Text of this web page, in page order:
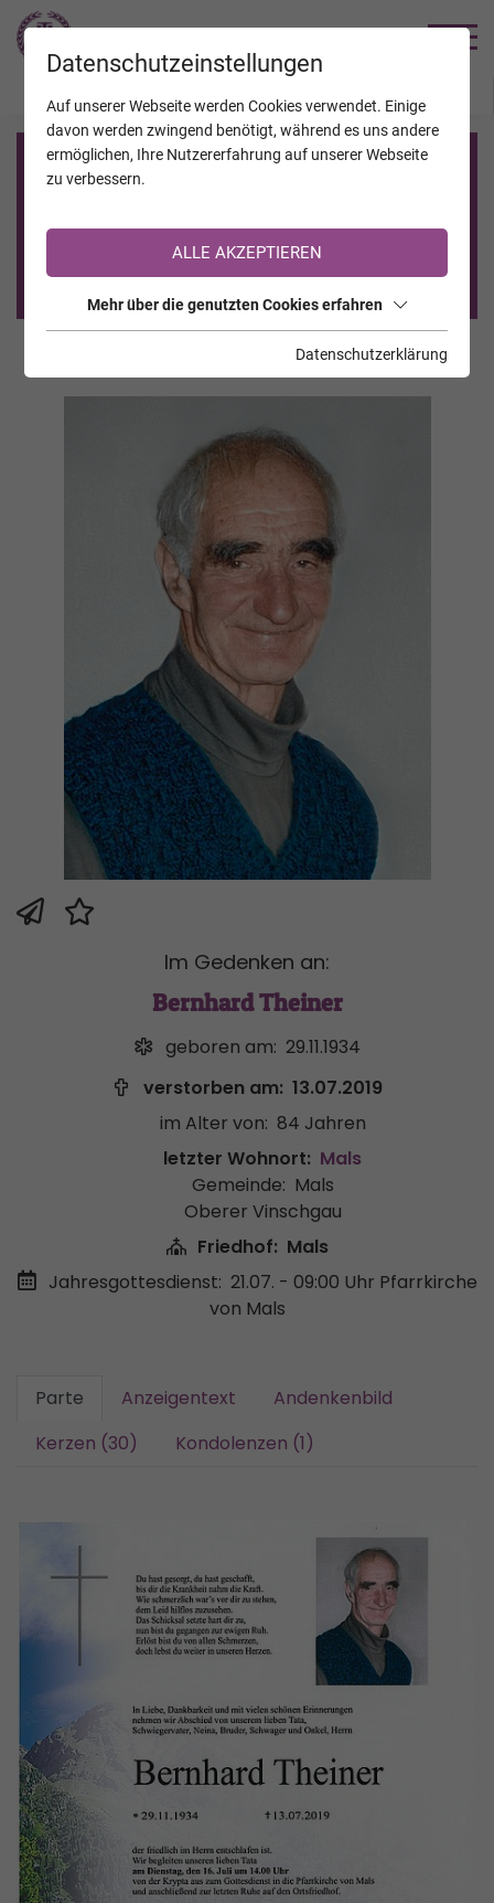
Registrierung auf TrauerHilfe.it
Sie sind noch nicht auf TrauerHilfe.it registriert?
>> zur kostenlosen Registrierung <<
Im Gedenken an:
Bernhard Theiner
geboren am: 29.11.1934
verstorben am: 13.07.2019
im Alter von: 84 Jahren
letzter Wohnort: Mals
Gemeinde: Mals
Oberer Vinschgau
Friedhof: Mals
Jahresgottesdienst: 21.07. - 09:00 Uhr Pfarrkirche
von Mals
Parte Anzeigentext
Andenkenbild
Kerzen (30)
Kondolenzen (1)
Datenschutzeinstellungen
Auf unserer Webseite werden Cookies verwendet. Einige
davon werden zwingend benötigt, während es uns andere
ermöglichen, Ihre Nutzererfahrung auf unserer Webseite
zu verbessern.
ALLE AKZEPTIEREN
Mehr über die genutzten Cookies erfahren
Datenschutzerklärung
JAHRESTAGE KALENDER VERSTORBENE